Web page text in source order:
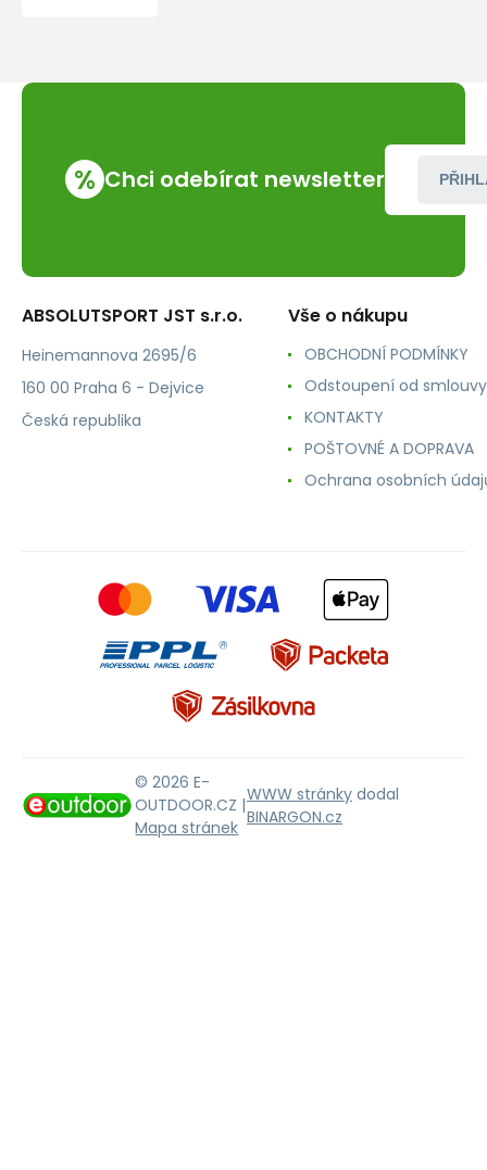
Flare
196x64x7,6
% Chci odebírat newsletter
ABSOLUTSPORT JST s.r.o.
Heinemannova 2695/6
160 00 Praha 6 - Dejvice
Česká republika
Vše o nákupu
OBCHODNÍ PODMÍNKY
Odstoupení od smlouvy
KONTAKTY
POŠTOVNÉ A DOPRAVA
Ochrana osobních
© 2026 E-
OUTDOOR.CZ |
Mapa stránek
WWW stránky dodal
BINARGON.cz